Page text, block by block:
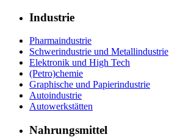
Industrie
Pharmaindustrie
Schwerindustrie und Metallindustrie
Elektronik und High Tech
(Petro)chemie
Graphische und Papierindustrie
Autoindustrie
Autowerkstätten
Nahrungsmittel